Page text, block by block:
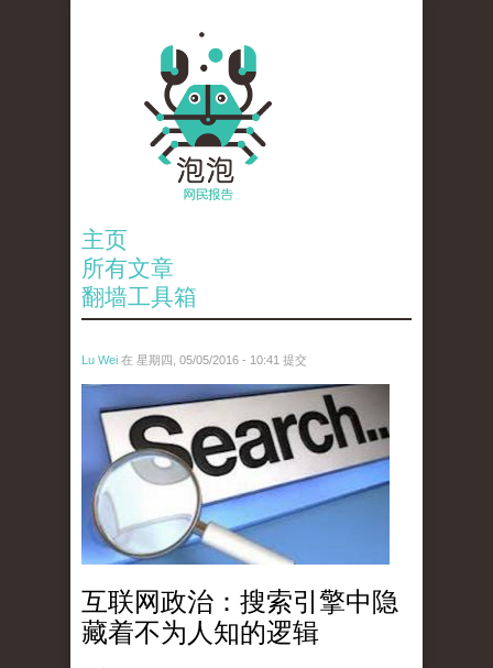
主页
所有文章
翻墙工具箱
Lu Wei 在 星期四, 05/05/2016 - 10:41 提交
wen_tou_tu_3.jpeg
互联网政治：搜索引擎中隐
藏着不为人知的逻辑